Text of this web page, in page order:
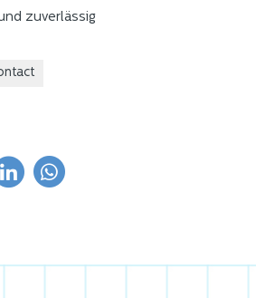
zuverlässig